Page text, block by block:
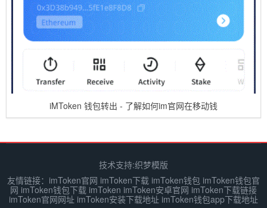
iMToken 钱包转出 - 了解如何im官网在移动钱
技术支持:织梦模版
友情链接： imToken官网 imToken下载 imToken钱包 imToken钱包官
网 imToken钱包下载 imToken imToken安卓官网 imToken下载链接
imToken官网网址 imToken安装下载地址 imToken钱包app下载地址